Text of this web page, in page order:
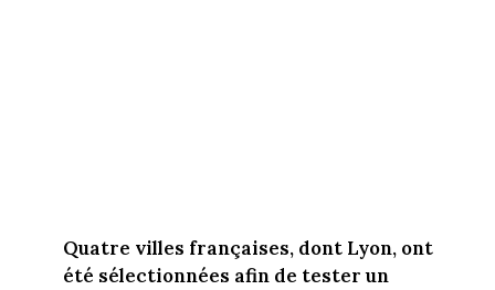
Quatre villes françaises, dont Lyon, ont
été sélectionnées afin de tester un